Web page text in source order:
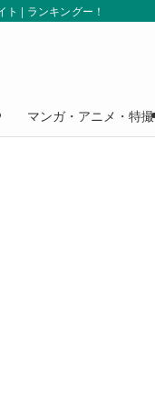
| ランキングー！
マンガ・アニメ・特撮